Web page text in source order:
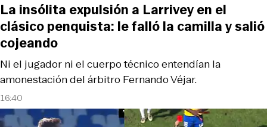
16:40
Ni el jugador ni el cuerpo técnico entendían la
amonestación del árbitro Fernando Véjar.
La insólita expulsión a Larrivey en el
clásico penquista: le falló la camilla y salió
cojeando